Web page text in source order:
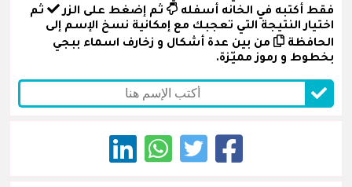
فقط أكتبه في الخانه أسفله
ثم إضغط على الزر
ثم
اختيار النتيجة التي تعجبك مع إمكانية نسخ الإسم إلى
الحافظة
من بين عدة أشكال و زخارف اسماء ببجي
بخطوط و رموز مميّزة.